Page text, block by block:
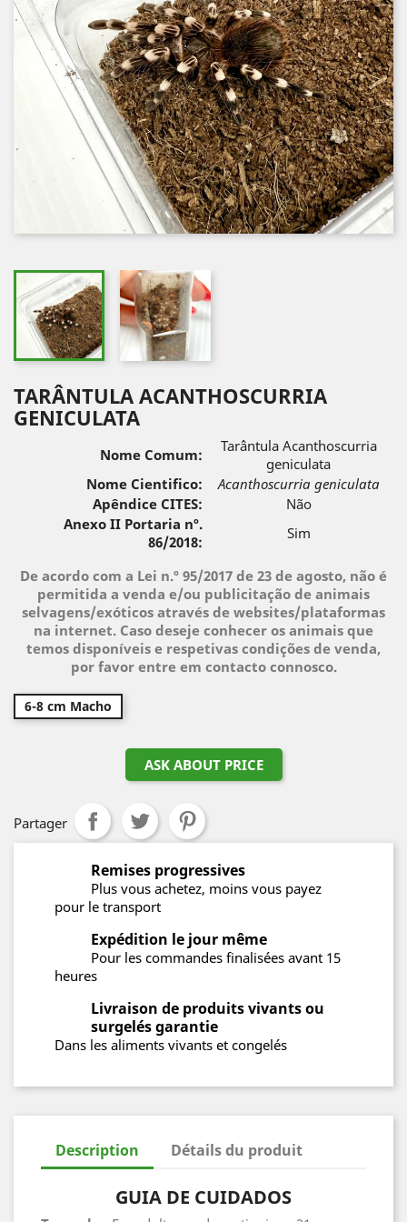
TARÂNTULA ACANTHOSCURRIA
GENICULATA
Nome Comum:
Tarântula Acanthoscurria
geniculata
Nome Cientifico:
Acanthoscurria geniculata
Apêndice CITES:
Não
Anexo II Portaria nº.
86/2018:
Sim
De acordo com a Lei n.º 95/2017 de 23 de agosto, não é
permitida a venda e/ou publicitação de animais
selvagens/exóticos através de websites/plataformas
na internet. Caso deseje conhecer os animais que
temos disponíveis e respetivas condições de venda,
por favor entre em contacto connosco.
6-8 cm Macho
ASK ABOUT PRICE
Partager
Remises progressives
Plus vous achetez, moins vous payez
pour le transport
Expédition le jour même
Pour les commandes finalisées avant 15
heures
Livraison de produits vivants ou
surgelés garantie
Dans les aliments vivants et congelés
Description Détails du produit
GUIA DE CUIDADOS